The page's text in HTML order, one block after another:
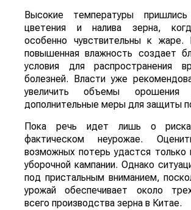
Высокие температуры
цветения и налива зерна,
особенно чувствительны к жаре.
повышенная влажность создает
условия для распространения
болезней. Власти уже
увеличить объемы орошения
дополнительные меры для защиты
Пока речь идет лишь о
фактическом неурожае.
возможных потерь удастся только
уборочной кампании. Однако
под пристальным вниманием,
урожай обеспечивает около
всего производства зерна в Китае.